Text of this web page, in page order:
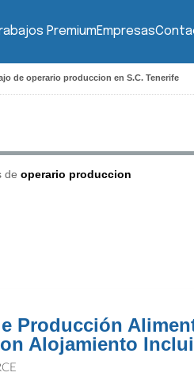
PremiumEmpresas
de operario produccion en S.C. Tenerife
de operario produccion
Producción
Alojamiento